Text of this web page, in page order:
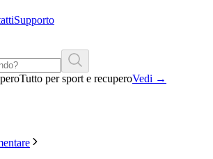
Supporto
Tutto per sport e recuperoVedi →